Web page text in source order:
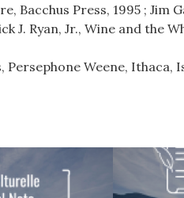
Bacchus Press, 1995 ; Jim
J. Ryan, Jr., Wine and the
Weene, Ithaca,